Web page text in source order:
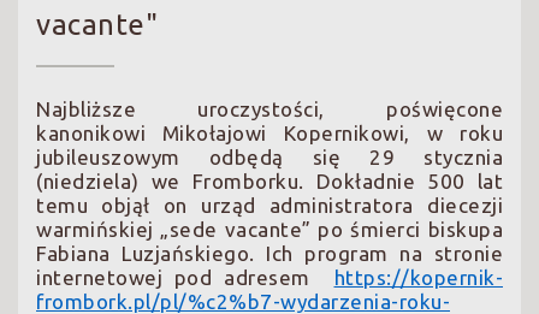
vacante"
Najbliższe uroczystości, poświęcone
kanonikowi Mikołajowi Kopernikowi, w roku
jubileuszowym odbędą się 29 stycznia
(niedziela) we Fromborku. Dokładnie 500 lat
temu objął on urząd administratora diecezji
warmińskiej „sede vacante” po śmierci biskupa
Fabiana Luzjańskiego. Ich program na stronie
internetowej pod adresem https://kopernik-
frombork.pl/pl/%c2%b7-wydarzenia-roku-